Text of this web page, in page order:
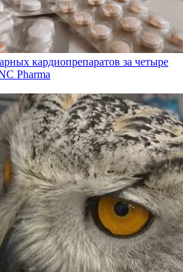
кардиопрепаратов за четыре
Pharma